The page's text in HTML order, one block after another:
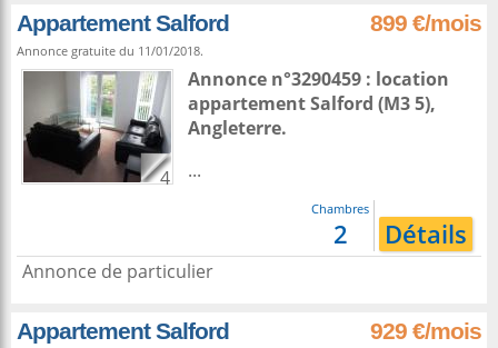
Appartement Salford 899 €/mois
Annonce gratuite du 11/01/2018.
4
Annonce n°3290459 : location
appartementSalford (M3 5),
Angleterre.
...
Chambres
2 Détails
Annonce de particulier
Appartement Salford 929 €/mois